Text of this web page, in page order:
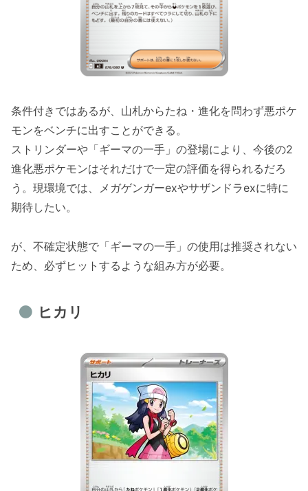
条件付きではあるが、山札からたね・進化を問わず悪ポケ
モンをベンチに出すことができる。
ストリンダーや「ギーマの一手」の登場により、今後の2
進化悪ポケモンはそれだけで一定の評価を得られるだろ
う。現環境では、メガゲンガーexやサザンドラexに特に
期待したい。
が、不確定状態で「ギーマの一手」の使用は推奨されない
ため、必ずヒットするような組み方が必要。
ヒカリ